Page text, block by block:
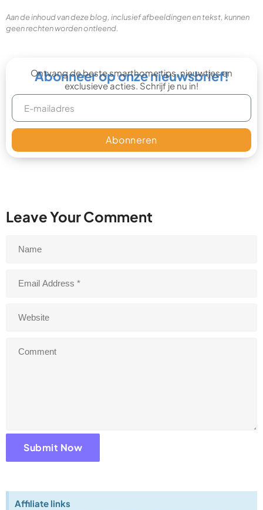
Aan de inhoud van deze blog, inclusief afbeeldingen en tekst, kunnen
geen rechten worden ontleend.
Abonneer op onze nieuwsbrief!
Ontvang de beste smarthome tips, nieuwtjes en
exclusieve acties. Schrijf je nu in!
Abonneren
Leave Your Comment
Affiliate links